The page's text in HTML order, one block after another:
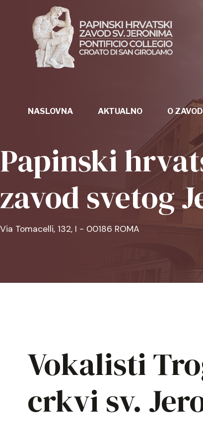
NASLOVNA AKTUALNO O
Papinski
zavod svetog
Via Tomacelli, 132, I - 00186 ROMA
Vokalisti
crkvi sv.